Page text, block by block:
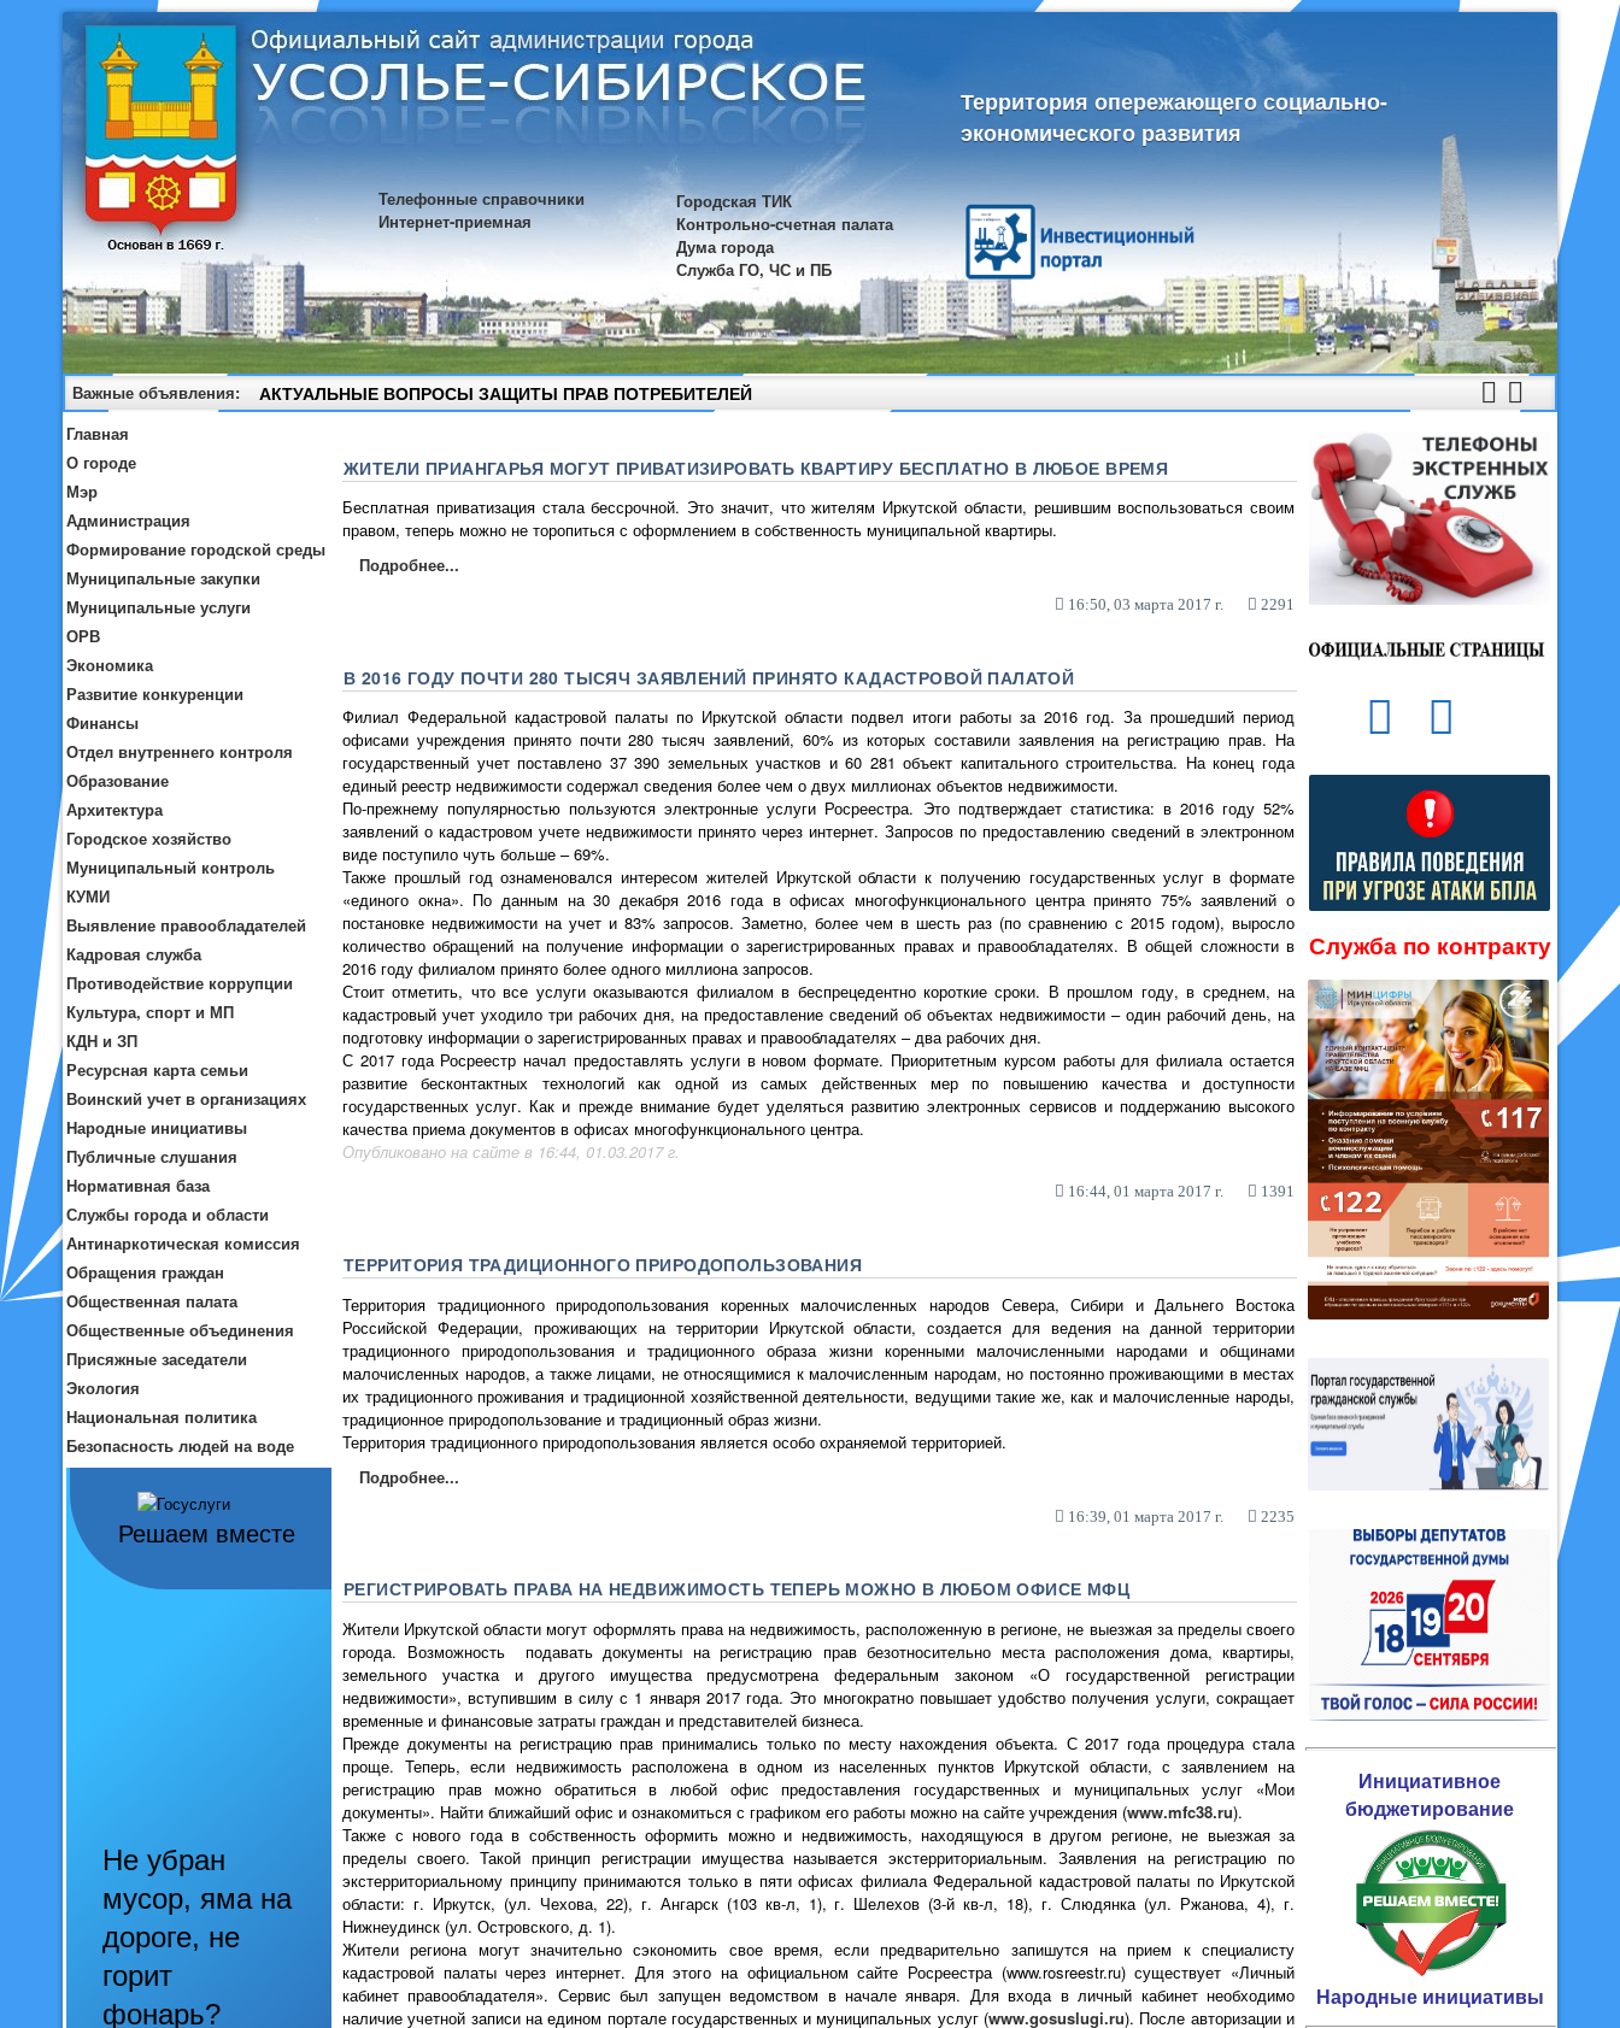
Территория опережающего социально-
экономического развития
Телефонные справочники
Интернет-приемная
Городская ТИК
Контрольно-счетная палата
Дума города
Служба ГО, ЧС и ПБ
Важные объявления: АКТУАЛЬНЫЕ ВОПРОСЫ ЗАЩИТЫ ПРАВ ПОТРЕБИТЕЛЕЙ
Главная
О городе
Мэр
Администрация
Формирование городской среды
Муниципальные закупки
Муниципальные услуги
ОРВ
Экономика
Развитие конкуренции
Финансы
Отдел внутреннего контроля
Образование
Архитектура
Городское хозяйство
Муниципальный контроль
КУМИ
Выявление правообладателей
Кадровая служба
Противодействие коррупции
Культура, спорт и МП
КДН и ЗП
Ресурсная карта семьи
Воинский учет в организациях
Народные инициативы
Публичные слушания
Нормативная база
Службы города и области
Антинаркотическая комиссия
Обращения граждан
Общественная палата
Общественные объединения
Присяжные заседатели
Экология
Национальная политика
Безопасность людей на воде
Решаем вместе
Не убран
мусор, яма на
дороге, не
горит
фонарь?
ЖИТЕЛИ ПРИАНГАРЬЯ МОГУТ ПРИВАТИЗИРОВАТЬ КВАРТИРУ БЕСПЛАТНО В ЛЮБОЕ ВРЕМЯ
Бесплатная приватизация стала бессрочной. Это значит, что жителям Иркутской области, решившим воспользоваться своим
правом, теперь можно не торопиться с оформлением в собственность муниципальной квартиры.
Подробнее...
16:50, 03 марта 2017 г. 2291
В 2016 ГОДУ ПОЧТИ 280 ТЫСЯЧ ЗАЯВЛЕНИЙ ПРИНЯТО КАДАСТРОВОЙ ПАЛАТОЙ
Филиал Федеральной кадастровой палаты по Иркутской области подвел итоги работы за 2016 год. За прошедший период
офисами учреждения принято почти 280 тысяч заявлений, 60% из которых составили заявления на регистрацию прав. На
государственный учет поставлено 37 390 земельных участков и 60 281 объект капитального строительства. На конец года
единый реестр недвижимости содержал сведения более чем о двух миллионах объектов недвижимости.
По-прежнему популярностью пользуются электронные услуги Росреестра. Это подтверждает статистика: в 2016 году 52%
заявлений о кадастровом учете недвижимости принято через интернет. Запросов по предоставлению сведений в электронном
виде поступило чуть больше – 69%.
Также прошлый год ознаменовался интересом жителей Иркутской области к получению государственных услуг в формате
«единого окна». По данным на 30 декабря 2016 года в офисах многофункционального центра принято 75% заявлений о
постановке недвижимости на учет и 83% запросов. Заметно, более чем в шесть раз (по сравнению с 2015 годом), выросло
количество обращений на получение информации о зарегистрированных правах и правообладателях. В общей сложности в
2016 году филиалом принято более одного миллиона запросов.
Стоит отметить, что все услуги оказываются филиалом в беспрецедентно короткие сроки. В прошлом году, в среднем, на
кадастровый учет уходило три рабочих дня, на предоставление сведений об объектах недвижимости – один рабочий день, на
подготовку информации о зарегистрированных правах и правообладателях – два рабочих дня.
С 2017 года Росреестр начал предоставлять услуги в новом формате. Приоритетным курсом работы для филиала остается
развитие бесконтактных технологий как одной из самых действенных мер по повышению качества и доступности
государственных услуг. Как и прежде внимание будет уделяться развитию электронных сервисов и поддержанию высокого
качества приема документов в офисах многофункционального центра.
Опубликовано на сайте в 16:44, 01.03.2017 г.
16:44, 01 марта 2017 г. 1391
ТЕРРИТОРИЯ ТРАДИЦИОННОГО ПРИРОДОПОЛЬЗОВАНИЯ
Территория традиционного природопользования коренных малочисленных народов Севера, Сибири и Дальнего Востока
Российской Федерации, проживающих на территории Иркутской области, создается для ведения на данной территории
традиционного природопользования и традиционного образа жизни коренными малочисленными народами и общинами
малочисленных народов, а также лицами, не относящимися к малочисленным народам, но постоянно проживающими в местах
их традиционного проживания и традиционной хозяйственной деятельности, ведущими такие же, как и малочисленные народы,
традиционное природопользование и традиционный образ жизни.
Территория традиционного природопользования является особо охраняемой территорией.
Подробнее...
16:39, 01 марта 2017 г. 2235
РЕГИСТРИРОВАТЬ ПРАВА НА НЕДВИЖИМОСТЬ ТЕПЕРЬ МОЖНО В ЛЮБОМ ОФИСЕ МФЦ
Жители Иркутской области могут оформлять права на недвижимость, расположенную в регионе, не выезжая за пределы своего
города. Возможность подавать документы на регистрацию прав безотносительно места расположения дома, квартиры,
земельного участка и другого имущества предусмотрена федеральным законом «О государственной регистрации
недвижимости», вступившим в силу с 1 января 2017 года. Это многократно повышает удобство получения услуги, сокращает
временные и финансовые затраты граждан и представителей бизнеса.
Прежде документы на регистрацию прав принимались только по месту нахождения объекта. С 2017 года процедура стала
проще. Теперь, если недвижимость расположена в одном из населенных пунктов Иркутской области, с заявлением на
регистрацию прав можно обратиться в любой офис предоставления государственных и муниципальных услуг «Мои
документы». Найти ближайший офис и ознакомиться с графиком его работы можно на сайте учреждения (www.mfc38.ru).
Также с нового года в собственность оформить можно и недвижимость, находящуюся в другом регионе, не выезжая за
пределы своего. Такой принцип регистрации имущества называется экстерриториальным. Заявления на регистрацию по
экстерриториальному принципу принимаются только в пяти офисах филиала Федеральной кадастровой палаты по Иркутской
области: г. Иркутск, (ул. Чехова, 22), г. Ангарск (103 кв-л, 1), г. Шелехов (3-й кв-л, 18), г. Слюдянка (ул. Ржанова, 4), г.
Нижнеудинск (ул. Островского, д. 1).
Жители региона могут значительно сэкономить свое время, если предварительно запишутся на прием к специалисту
кадастровой палаты через интернет. Для этого на официальном сайте Росреестра (www.rosreestr.ru) существует «Личный
кабинет правообладателя». Сервис был запущен ведомством в начале января. Для входа в личный кабинет необходимо
наличие учетной записи на едином портале государственных и муниципальных услуг (www.gosuslugi.ru). После авторизации и
Служба по контракту
Инициативное
бюджетирование
Народные инициативы